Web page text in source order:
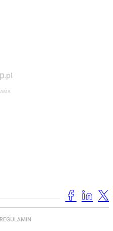
REGULAMIN